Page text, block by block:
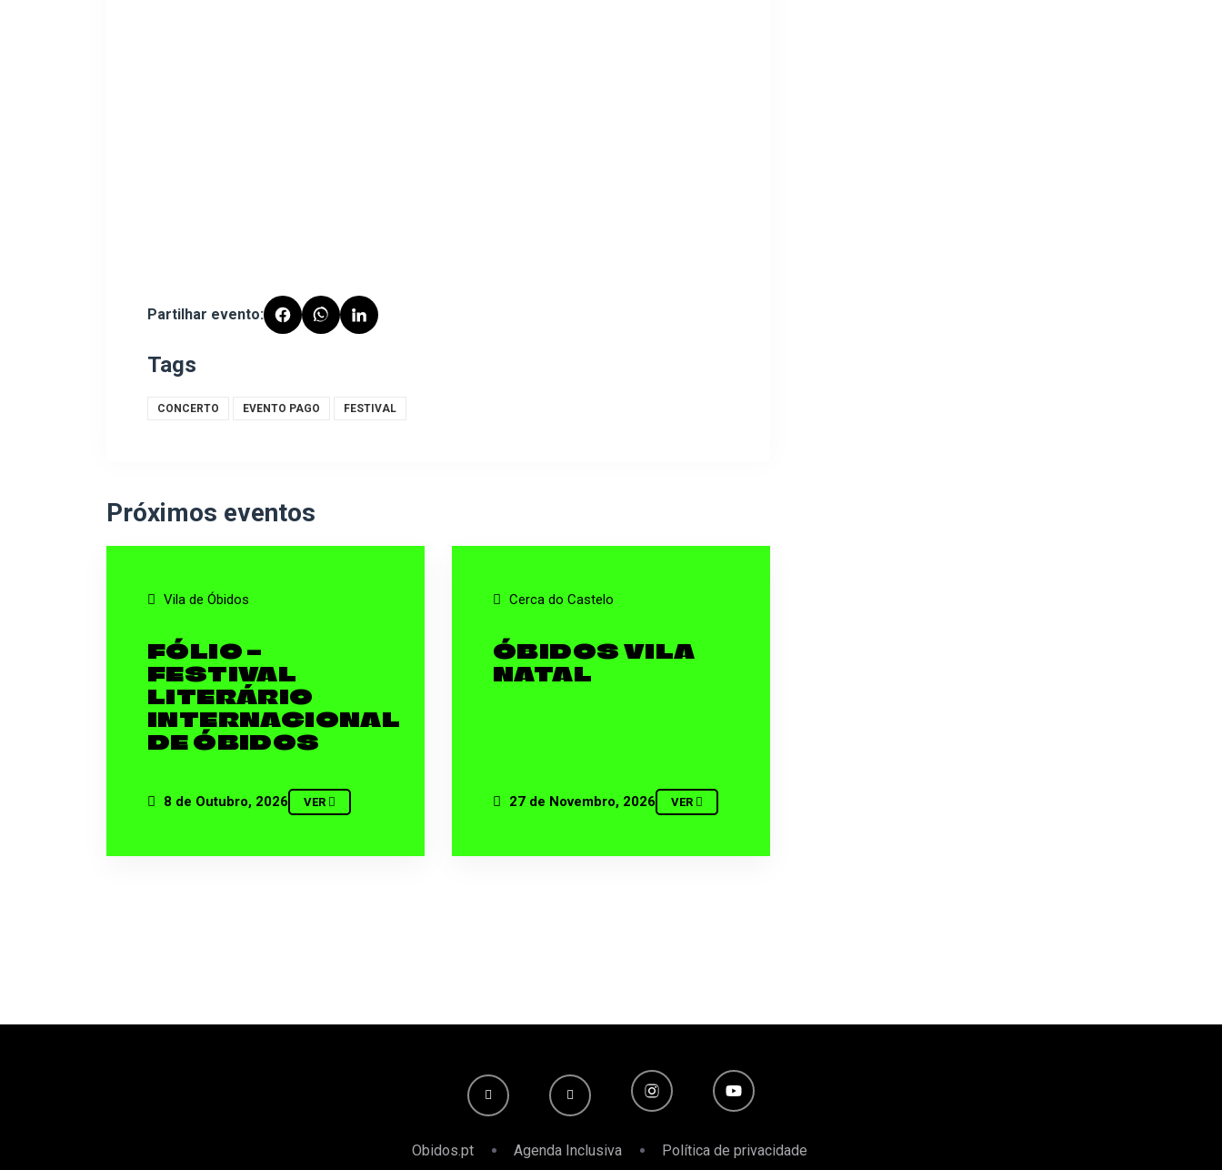
Partilhar evento:
Tags
CONCERTO EVENTO PAGO FESTIVAL
Próximos eventos
Vila de Óbidos
FÓLIO –
FESTIVAL
LITERÁRIO
INTERNACIONAL
DE ÓBIDOS
8 de Outubro, 2026 VER
Cerca do Castelo
ÓBIDOS VILA
NATAL
27 de Novembro, 2026 VER
Obidos.pt Agenda Inclusiva Política de privacidade